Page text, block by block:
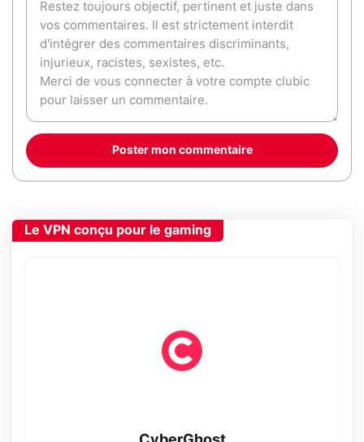
Poster mon commentaire
Le VPN conçu pour le gaming